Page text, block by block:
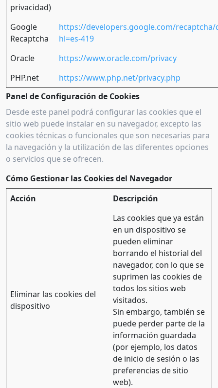
privacidad)
Google
Recaptcha
https://developers.google.com/recaptcha/
hl=es-419
Oracle
https://www.oracle.com/privacy
PHP.net
https://www.php.net/privacy.php
Panel de Configuración de Cookies
Desde este panel podrá configurar las cookies que el
sitio web puede instalar en su navegador, excepto las
cookies técnicas o funcionales que son necesarias para
la navegación y la utilización de las diferentes opciones
o servicios que se ofrecen.
Cómo Gestionar las Cookies del Navegador
Acción
Descripción
Eliminar las cookies del
dispositivo
Las cookies que ya están
en un dispositivo se
pueden eliminar
borrando el historial del
navegador, con lo que se
suprimen las cookies de
todos los sitios web
visitados.
Sin embargo, también se
puede perder parte de la
información guardada
(por ejemplo, los datos
de inicio de sesión o las
preferencias de sitio
web).